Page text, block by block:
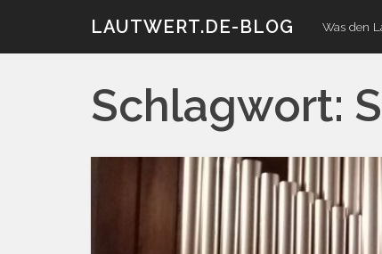
LAUTWERT.DE-BLOG Was den
Schlagwort: